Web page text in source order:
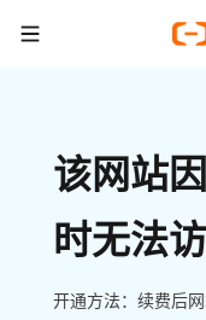
该网站
时无法
开通方法：续费后